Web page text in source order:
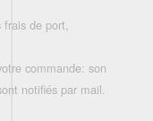
de port,
commande: son
notifiés par mail.